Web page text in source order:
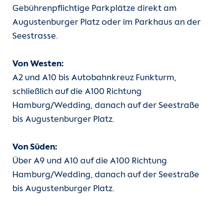
Gebührenpflichtige Parkplätze direkt am
Augustenburger Platz oder im Parkhaus an der
Seestrasse.
Von Westen:
A2 und A10 bis Autobahnkreuz Funkturm,
schließlich auf die A100 Richtung
Hamburg/Wedding, danach auf der Seestraße
bis Augustenburger Platz.
Von Süden:
Über A9 und A10 auf die A100 Richtung
Hamburg/Wedding, danach auf der Seestraße
bis Augustenburger Platz.